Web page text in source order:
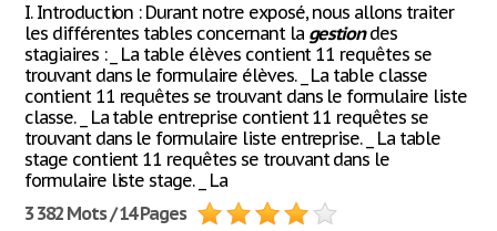
I. Introduction : Durant notre exposé, nous allons traiter
les différentes tables concernant la gestiondes
stagiaires : _ La table élèves contient 11 requêtes se
trouvant dans le formulaire élèves. _ La table classe
contient 11 requêtes se trouvant dans le formulaire liste
classe. _ La table entreprise contient 11 requêtes se
trouvant dans le formulaire liste entreprise. _ La table
stage contient 11 requêtes se trouvant dans le
formulaire liste stage. _ La
3 382 Mots / 14 Pages